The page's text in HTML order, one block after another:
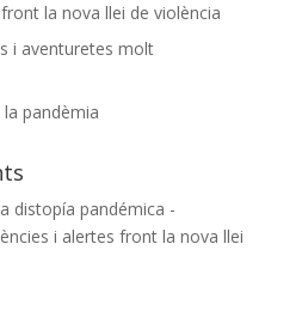
la nova llei de violència
i aventuretes molt
pandèmia
distopía pandémica -
i alertes front la nova llei